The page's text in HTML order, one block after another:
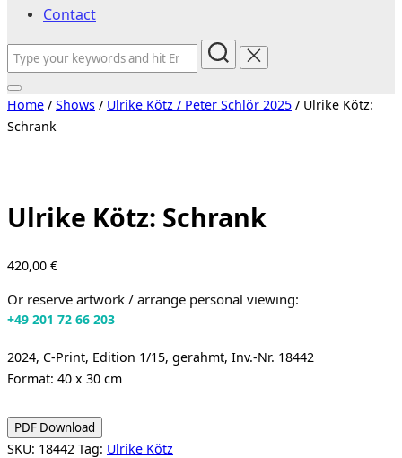
Contact
Search
for:
Toggle
sidebar
&
Home / Shows / Ulrike Kötz / Peter Schlör 2025 / Ulrike Kötz:
Schrank
Ulrike Kötz: Schrank
420,00 €
Or reserve artwork / arrange personal viewing:
+49 201 72 66 203
2024, C-Print, Edition 1/15, gerahmt, Inv.-Nr. 18442
Format: 40 x 30 cm
PDF Download
SKU: 18442 Tag: Ulrike Kötz